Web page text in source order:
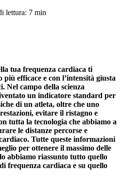
lettura: 7 min
tua frequenza cardiaca ti
efficace e con l’intensità giusta
Nel campo della scienza
un indicatore standard per
di un atleta, oltre che uno
evitare il ristagno e
tutta la tecnologia che abbiamo a
le distanze percorse e
Tutte queste informazioni
per ottenere il massimo delle
abbiamo riassunto tutto quello
frequenza cardiaca e su quello